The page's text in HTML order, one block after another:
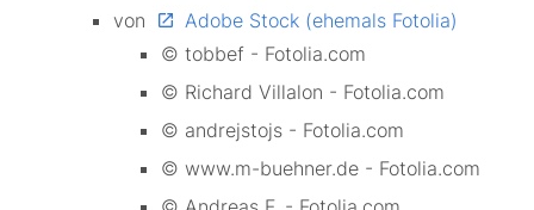
von
Adobe Stock (ehemals Fotolia)
© tobbef - Fotolia.com
© Richard Villalon - Fotolia.com
© andrejstojs - Fotolia.com
© www.m-buehner.de - Fotolia.com